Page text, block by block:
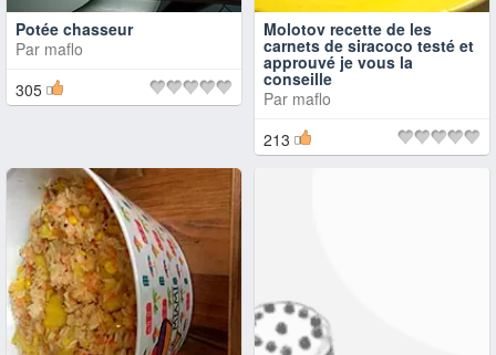
Potée chasseur
Par maflo
305
Molotov recette de les
carnets de siracoco testé et
approuvé je vous la
conseille
Par maflo
213